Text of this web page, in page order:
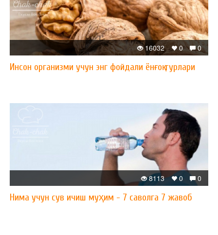
0
0
16032
Инсон организми учун энг фойдали ёнғоқ турлари
0
0
8113
Нима учун сув ичиш муҳим - 7 саволга 7 жавоб